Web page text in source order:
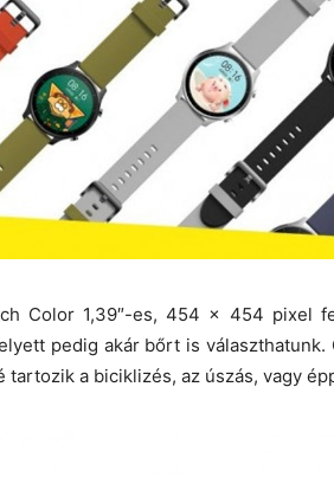
Color 1,39″-es, 454 x 454 pixel
pedig akár bőrt is
tartozik a biciklizés, az úszás, vagy